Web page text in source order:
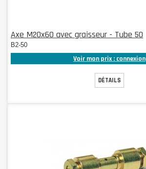
Axe M20x60 avec graisseur - Tube 50
B2-50
Voir mon prix : connexion
DÉTAILS